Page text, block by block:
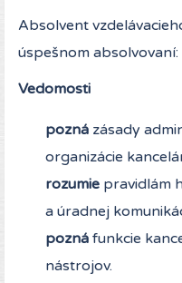
Absolvent
úspešnom absolvovaní:
Vedomosti
pozná zásady
organizácie
rozumie pravidlám
a úradnej
pozná funkcie
nástrojov.